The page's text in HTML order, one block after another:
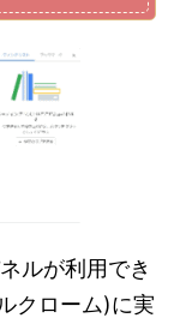
ルが利用でき
クローム)に実